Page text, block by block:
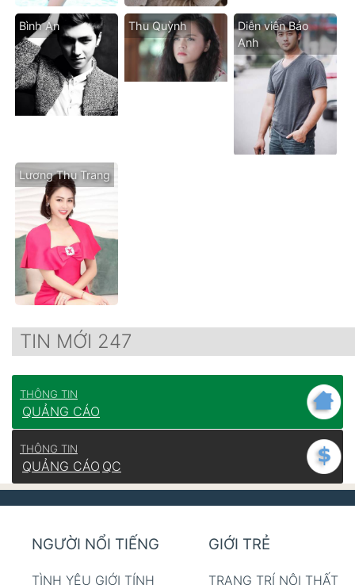
Bình An Thu Quỳnh
Diễn viên Bảo
Anh
Lương Thu Trang
TIN MỚI 247
THÔNG TIN
QUẢNG CÁO
THÔNG TIN
QUẢNG CÁO QC
NGƯỜI NỔI TIẾNG
TÌNH YÊU GIỚI TÍNH
GIỚI TRẺ
TRANG TRÍ NỘI THẤT